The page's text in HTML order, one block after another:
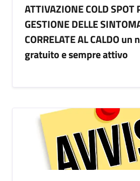
ATTIVAZIONE COLD SPOT
GESTIONE DELLE
CORRELATE AL CALDO
gratuito e sempre attivo